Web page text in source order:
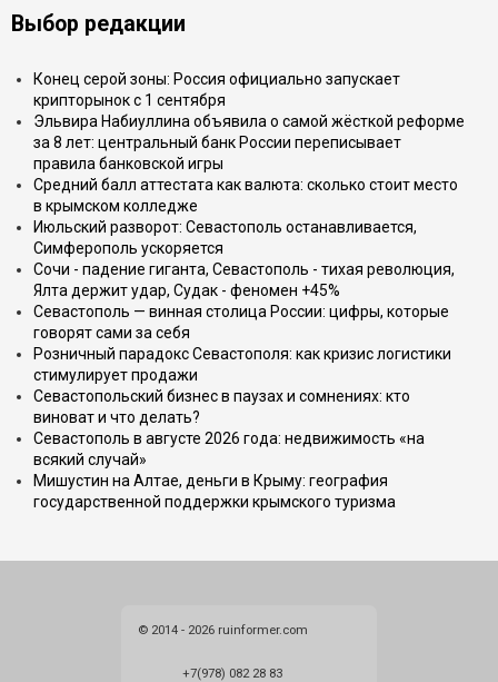
Выбор редакции
Конец серой зоны: Россия официально запускает
крипторынок с 1 сентября
Эльвира Набиуллина объявила о самой жёсткой реформе
за 8 лет: центральный банк России переписывает
правила банковской игры
Средний балл аттестата как валюта: сколько стоит место
в крымском колледже
Июльский разворот: Севастополь останавливается,
Симферополь ускоряется
Сочи - падение гиганта, Севастополь - тихая революция,
Ялта держит удар, Судак - феномен +45%
Севастополь — винная столица России: цифры, которые
говорят сами за себя
Розничный парадокс Севастополя: как кризис логистики
стимулирует продажи
Севастопольский бизнес в паузах и сомнениях: кто
виноват и что делать?
Севастополь в августе 2026 года: недвижимость «на
всякий случай»
Мишустин на Алтае, деньги в Крыму: география
государственной поддержки крымского туризма
© 2014 - 2026 ruinformer.com
+7(978) 082 28 83